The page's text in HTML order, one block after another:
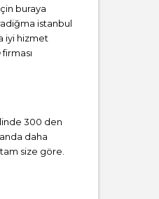
buraya
istanbul
iyi hizmet
firması
300 den
daha
size göre.